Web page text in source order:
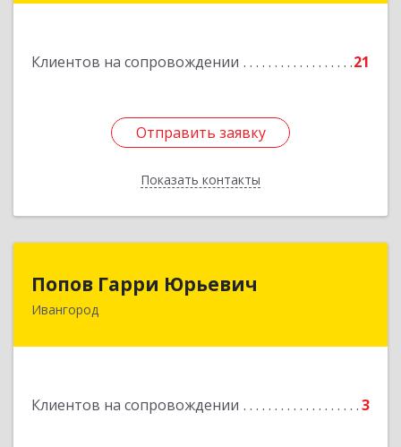
Клиентов на сопровождении 21
Отправить заявку
Показать контакты
Отправить заявку
Назад
Попов Гарри Юрьевич
Ивангород
Клиентов на сопровождении 3